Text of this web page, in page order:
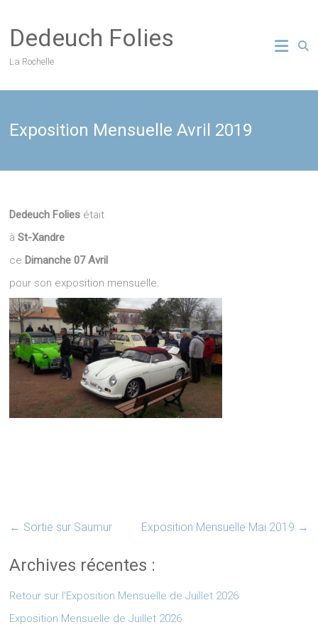
content
Dedeuch Folies
La Rochelle
Exposition Mensuelle Avril 2019
Dedeuch Folies était
àSt-Xandre
ce Dimanche 07 Avril
pour son exposition mensuelle.
← Sortie sur Saumur Exposition Mensuelle Mai 2019 →
Archives récentes :
Retour sur l’Exposition Mensuelle de Juillet 2026
Exposition Mensuelle de Juillet 2026